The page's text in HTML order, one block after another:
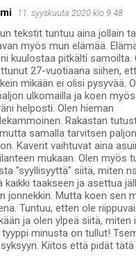
11. syyskuuta 2020 klo 9.48
tekstit tuntuu aina jollain
myös mun elämää.
kuulostaa pitkälti samoilta.
27-vuotiaana siihen,
mikään ei olisi pysyvää.
ulkomailla ja koen myös
helposti. Olen hieman
Rakastan
samalla tarvitsen
Kaverit vaihtuvat aina
mukaan. Olen myös
"syyllisyyttä" siitä, miten
kaikki taakseen ja asettua
jonnekkin. Mutta koen sen
Tuntuu, etten ole
ja olen ylpeä siitä, miten
tyyppi minusta on tullut!
Kiitos että pidät tätä